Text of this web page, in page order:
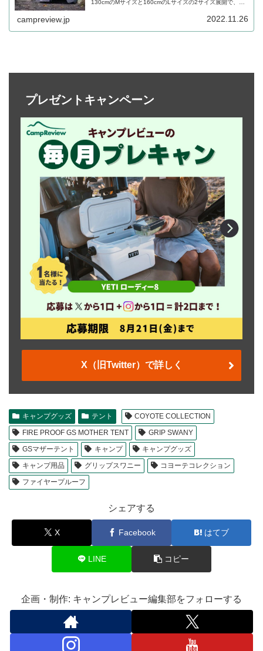
130cmのMサイズと160cmのLサイズの2サイズ展開で、持
campreview.jp 2022.11.26
プレゼントキャンペーン
X（旧Twitter）で詳しく
キャンプグッズ テント
COYOTE COLLECTION
FIRE PROOF GS MOTHER TENT
GRIP SWANY
GSマザーテント
キャンプ
キャンプグッズ
キャンプ用品
グリップスワニー
コヨーテコレクション
ファイヤープルーフ
シェアする
X Facebook はてブ
LINE コピー
企画・制作: キャンプレビュー編集部をフォローする